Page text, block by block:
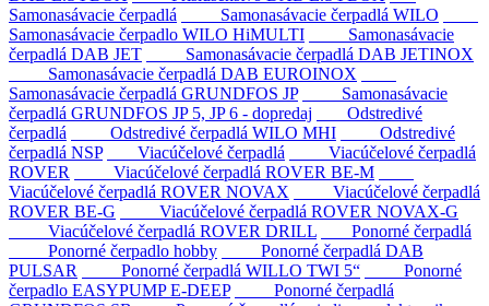
Samonasávacie čerpadlá
Samonasávacie čerpadlá WILO
Samonasávacie čerpadlo WILO HiMULTI
Samonasávacie
čerpadlá DAB JET
Samonasávacie čerpadlá DAB JETINOX
Samonasávacie čerpadlá DAB EUROINOX
Samonasávacie čerpadlá GRUNDFOS JP
Samonasávacie
čerpadlá GRUNDFOS JP 5, JP 6 - dopredaj
Odstredivé
čerpadlá
Odstredivé čerpadlá WILO MHI
Odstredivé
čerpadlá NSP
Viacúčelové čerpadlá
Viacúčelové čerpadlá
ROVER
Viacúčelové čerpadlá ROVER BE-M
Viacúčelové čerpadlá ROVER NOVAX
Viacúčelové čerpadlá
ROVER BE-G
Viacúčelové čerpadlá ROVER NOVAX-G
Viacúčelové čerpadlá ROVER DRILL
Ponorné čerpadlá
Ponorné čerpadlo hobby
Ponorné čerpadlá DAB
PULSAR
Ponorné čerpadlá WILLO TWI 5“
Ponorné
čerpadlo EASYPUMP E-DEEP
Ponorné čerpadlá